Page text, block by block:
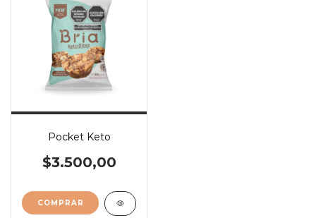
Pocket Keto
$3.500,00